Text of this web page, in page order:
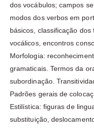
dos vocábulos; campos
modos dos verbos em
básicos, classificação
vocálicos, encontros
Morfologia:
gramaticais. Termos da
subordinação.
Padrões gerais de
Estilística: figuras de
substituição,